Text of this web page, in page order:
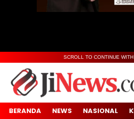
SCROLL TO CONTINUE
BERANDA NEWS NASIONAL